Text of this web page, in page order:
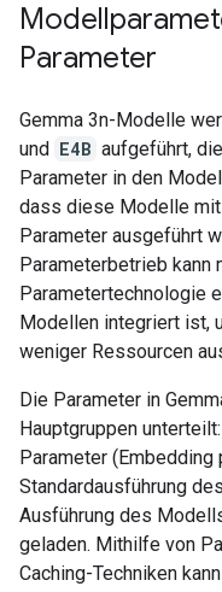
Parameter
Gemma 3n-Modelle
und E4B aufgeführt, die
Parameter in den
dass diese Modelle
Parameter ausgeführt
Parameterbetrieb kann
Parametertechnologie
Modellen integriert ist,
weniger Ressourcen
Die Parameter in
Hauptgruppen
Parameter (Embedding
Standardausführung
Ausführung des
geladen. Mithilfe von
Caching-Techniken